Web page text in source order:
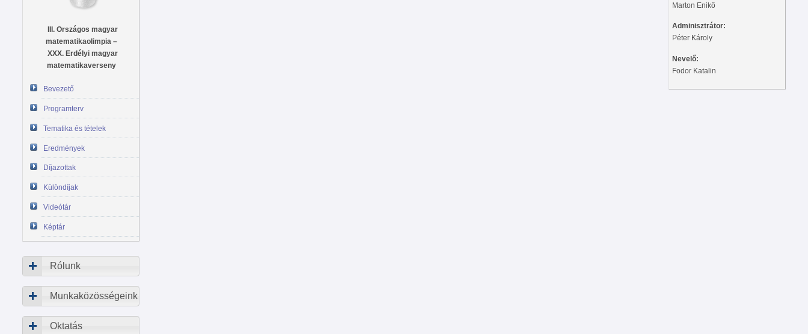
III. Országos magyar
matematikaolimpia –
XXX. Erdélyi magyar
matematikaverseny
Bevezető
Programterv
Tematika és tételek
Eredmények
Díjazottak
Különdíjak
Videótár
Képtár
Rólunk
Munkaközösségeink
Oktatás
Marton Enikő
Adminisztrátor:
Péter Károly
Nevelő:
Fodor Katalin